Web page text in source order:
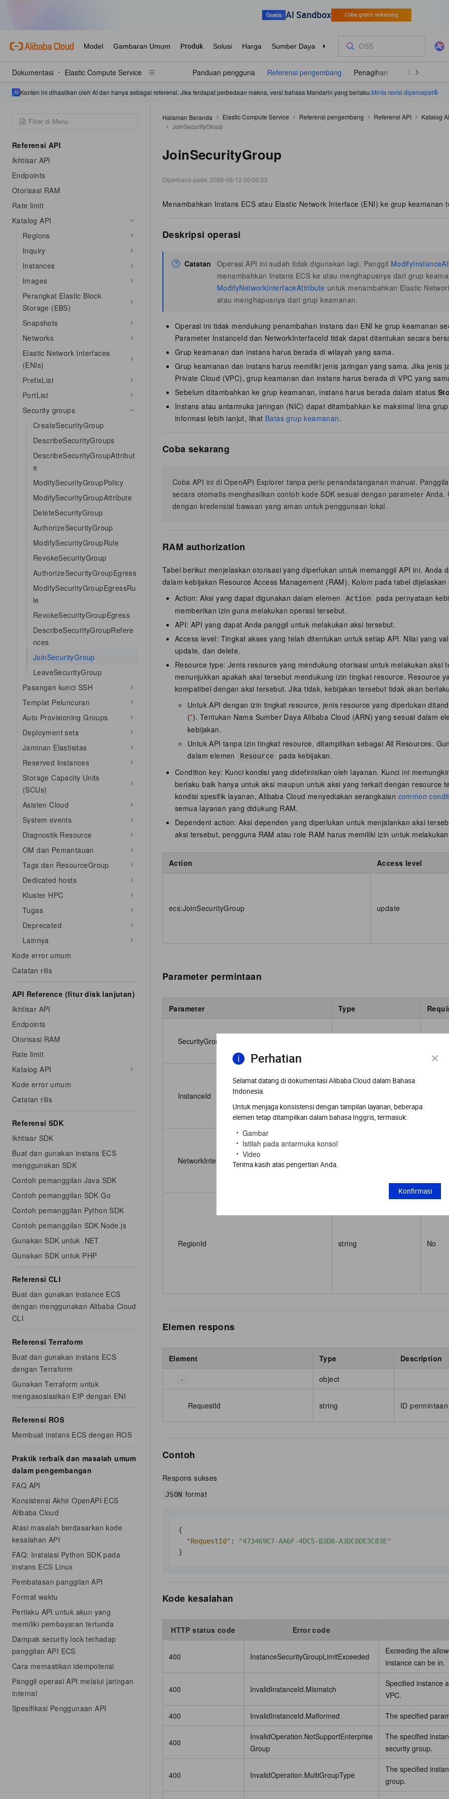
Perhatian
Selamat datang di dokumentasi Alibaba Cloud dalam Bahasa
Indonesia.
Untuk menjaga konsistensi dengan tampilan layanan, beberapa
elemen tetap ditampilkan dalam bahasa Inggris, termasuk:
Gambar
Istilah pada antarmuka konsol
Video
Terima kasih atas pengertian Anda.
Konfirmasi
Dokumentasi Elastic Compute Service Panduan pengguna Referensi pengembang Penagihan Pertanyaan
Konten ini dihasilkan oleh AI dan hanya sebagai referensi. Jika terdapat perbedaan makna, versi bahasa Mandarin yang berlaku.Minta revisi dipercepat
Referensi API
Ikhtisar API
Endpoints
Otorisasi RAM
Rate limit
Katalog API
Regions
Inquiry
Instances
Images
Perangkat Elastic Block
Storage (EBS)
Snapshots
Networks
Elastic Network Interfaces
(ENIs)
PrefixList
PortList
Security groups
CreateSecurityGroup
DescribeSecurityGroups
DescribeSecurityGroupAttribut
e
ModifySecurityGroupPolicy
ModifySecurityGroupAttribute
DeleteSecurityGroup
AuthorizeSecurityGroup
ModifySecurityGroupRule
RevokeSecurityGroup
AuthorizeSecurityGroupEgress
ModifySecurityGroupEgressRu
le
RevokeSecurityGroupEgress
DescribeSecurityGroupRefere
nces
JoinSecurityGroup
LeaveSecurityGroup
Pasangan kunci SSH
Templat Peluncuran
Auto Provisioning Groups
Deployment sets
Jaminan Elastisitas
Reserved Instances
Storage Capacity Units
(SCUs)
Asisten Cloud
System events
Diagnostik Resource
OM dan Pemantauan
Tags dan ResourceGroup
Dedicated hosts
Kluster HPC
Tugas
Deprecated
Lainnya
Kode error umum
Catatan rilis
API Reference (fitur disk lanjutan)
Ikhtisar API
Endpoints
Otorisasi RAM
Rate limit
Katalog API
Kode error umum
Catatan rilis
Referensi SDK
Ikhtisar SDK
Buat dan gunakan instans ECS
menggunakan SDK
Contoh pemanggilan Java SDK
Contoh pemanggilan SDK Go
Contoh pemanggilan Python SDK
Contoh pemanggilan SDK Node.js
Gunakan SDK untuk .NET
Gunakan SDK untuk PHP
Referensi CLI
Buat dan gunakan instance ECS
dengan menggunakan Alibaba Cloud
CLI
Referensi Terraform
Buat dan gunakan instans ECS
dengan Terraform
Gunakan Terraform untuk
mengasosiasikan EIP dengan ENI
Referensi ROS
Membuat instans ECS dengan ROS
Praktik terbaik dan masalah umum
dalam pengembangan
FAQ API
Konsistensi Akhir OpenAPI ECS
Alibaba Cloud
Atasi masalah berdasarkan kode
kesalahan API
FAQ: Instalasi Python SDK pada
instans ECS Linux
Pembatasan panggilan API
Format waktu
Perilaku API untuk akun yang
memiliki pembayaran tertunda
Dampak security lock terhadap
panggilan API ECS
Cara memastikan idempotensi
Panggil operasi API melalui jaringan
internal
Spesifikasi Penggunaan API
Halaman Beranda Elastic Compute Service Referensi pengembang Referensi API Katalog
JoinSecurityGroup
JoinSecurityGroup
Diperbarui pada: 2026-06-12 00:00:23
Menambahkan Instans ECS atau Elastic Network Interface (ENI) ke grup keamanan
Deskripsi operasi
Catatan Operasi API ini sudah tidak digunakan lagi. Panggil
menambahkan Instans ECS ke atau menghapusnya dari grup
ModifyNetworkInterfaceAttribute untuk menambahkan Elastic
atau menghapusnya dari grup keamanan.
Operasi ini tidak mendukung penambahan instans dan ENI ke grup keamanan
Parameter InstanceId dan NetworkInterfaceId tidak dapat ditentukan secara
Grup keamanan dan instans harus berada di wilayah yang sama.
Grup keamanan dan instans harus memiliki jenis jaringan yang sama. Jika jenis
Private Cloud (VPC), grup keamanan dan instans harus berada di VPC yang
Sebelum ditambahkan ke grup keamanan, instans harus berada dalam status
Instans atau antarmuka jaringan (NIC) dapat ditambahkan ke maksimal lima
informasi lebih lanjut, lihat Batas grup keamanan.
Coba sekarang
Coba API ini di OpenAPI Explorer tanpa perlu penandatanganan manual.
secara otomatis menghasilkan contoh kode SDK sesuai dengan parameter Anda.
dengan kredensial bawaan yang aman untuk penggunaan lokal.
RAM authorization
Tabel berikut menjelaskan otorisasi yang diperlukan untuk memanggil API ini. Anda
dalam kebijakan Resource Access Management (RAM). Kolom pada tabel
Action: Aksi yang dapat digunakan dalam elemen
Action
pada pernyataan
memberikan izin guna melakukan operasi tersebut.
API: API yang dapat Anda panggil untuk melakukan aksi tersebut.
Access level: Tingkat akses yang telah ditentukan untuk setiap API. Nilai yang
update, dan delete.
Resource type: Jenis resource yang mendukung otorisasi untuk melakukan aksi
menunjukkan apakah aksi tersebut mendukung izin tingkat resource. Resource
kompatibel dengan aksi tersebut. Jika tidak, kebijakan tersebut tidak akan
Untuk API dengan izin tingkat resource, jenis resource yang diperlukan
(*). Tentukan Nama Sumber Daya Alibaba Cloud (ARN) yang sesuai dalam
kebijakan.
Untuk API tanpa izin tingkat resource, ditampilkan sebagai All Resources.
dalam elemen
Resource
pada kebijakan.
Condition key: Kunci kondisi yang didefinisikan oleh layanan. Kunci ini
berlaku baik hanya untuk aksi maupun untuk aksi yang terkait dengan resource
kondisi spesifik layanan, Alibaba Cloud menyediakan serangkaian common
semua layanan yang didukung RAM.
Dependent action: Aksi dependen yang diperlukan untuk menjalankan aksi
aksi tersebut, pengguna RAM atau role RAM harus memiliki izin untuk
Action Access level
ecs:JoinSecurityGroup update
Parameter permintaan
Parameter Type
SecurityGroupId
InstanceId
NetworkInterfaceId
RegionId string No
Elemen respons
Element Type Description
object
RequestId string ID permintaan.
Contoh
Respons sukses
JSON format
{
"RequestId" :
"473469C7-AA6F-4DC5-B3DB-A3DC0DE3C83E"
}
Kode kesalahan
HTTP status code Error code
400 InstanceSecurityGroupLimitExceeded
Exceeding the
instance can be in.
400 InvalidInstanceId.Mismatch
Specified instance
VPC.
400 InvalidInstanceId.Malformed The specified
400
InvalidOperation.NotSupportEnterprise
Group
The specified
security group.
400 InvalidOperation.MultiGroupType
The specified
group.